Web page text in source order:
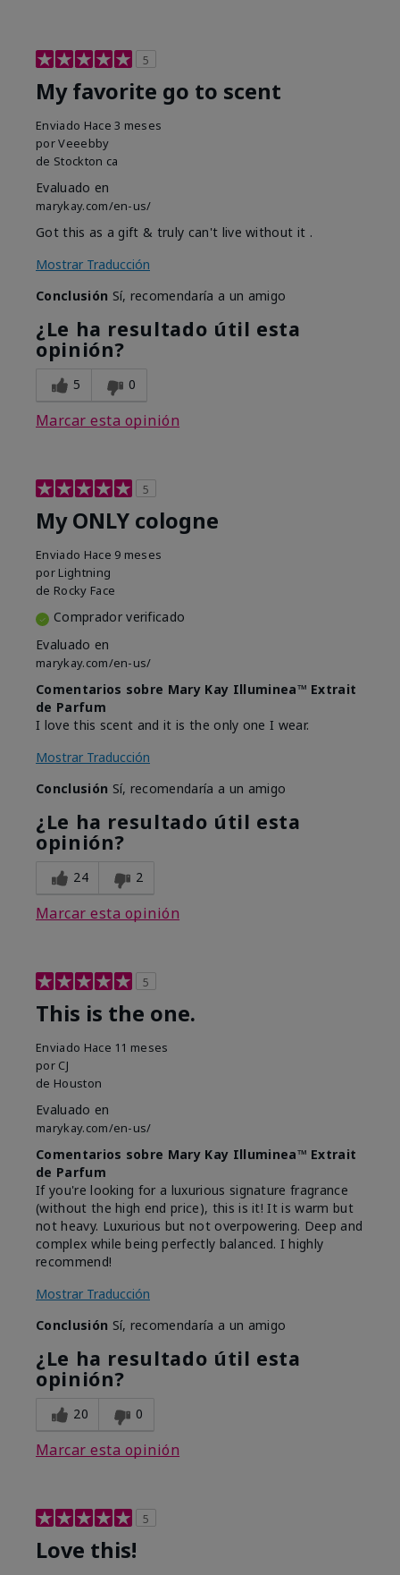
5
My favorite go to scent
Enviado Hace 3 meses
porVeeebby
de Stockton ca
Evaluado en
marykay.com/en-us/
Got this as a gift & truly can't live without it .
Mostrar Traducción
Conclusión Sí, recomendaría a un amigo
¿Le ha resultado útil esta
opinión?
5 0
Marcar esta opinión
5
My ONLY cologne
Enviado Hace 9 meses
por Lightning
de Rocky Face
Comprador verificado
Evaluado en
marykay.com/en-us/
Comentarios sobre Mary Kay Illuminea™ Extrait
de Parfum
I love this scent and it is the only one I wear.
Mostrar Traducción
Conclusión Sí, recomendaría a un amigo
¿Le ha resultado útil esta
opinión?
24 2
Marcar esta opinión
5
This is the one.
Enviado Hace 11 meses
por CJ
de Houston
Evaluado en
marykay.com/en-us/
Comentarios sobre Mary Kay Illuminea™ Extrait
de Parfum
If you're looking for a luxurious signature fragrance
(without the high end price), this is it! It is warm but
not heavy. Luxurious but not overpowering. Deep and
complex while being perfectly balanced. I highly
recommend!
Mostrar Traducción
Conclusión Sí, recomendaría a un amigo
¿Le ha resultado útil esta
opinión?
20 0
Marcar esta opinión
5
Love this!